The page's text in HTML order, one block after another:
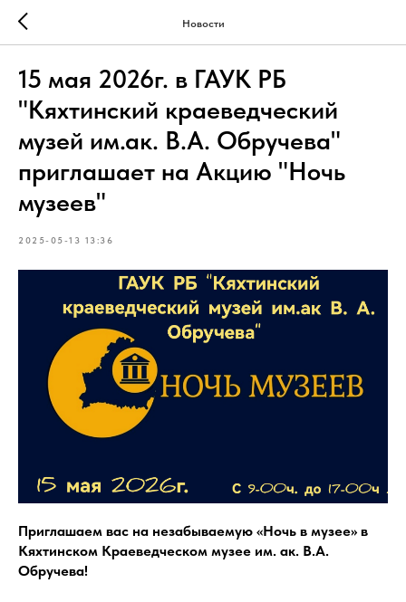
Новости
15 мая 2026г. в ГАУК РБ
"Кяхтинский краеведческий
музей им.ак. В.А. Обручева"
приглашает на Акцию "Ночь
музеев"
2025-05-13 13:36
Приглашаем вас на незабываемую «Ночь в музее» в
Кяхтинском Краеведческом музее им. ак. В.А.
Обручева!